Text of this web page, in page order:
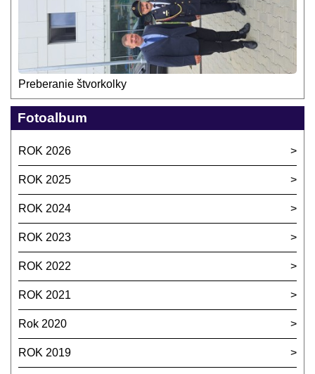
Preberanie štvorkolky
Fotoalbum
ROK 2026
ROK 2025
ROK 2024
ROK 2023
ROK 2022
ROK 2021
Rok 2020
ROK 2019